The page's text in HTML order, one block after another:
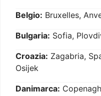
Belgio: Bruxelles,
Bulgaria: Sofia,
Croazia: Zagabria,
Osijek
Danimarca: